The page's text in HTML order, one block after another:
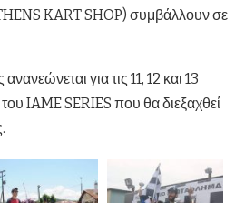
KART SHOP) συμβάλλουν σε
για τις 11, 12 και 13
IAME SERIES που θα διεξαχθεί